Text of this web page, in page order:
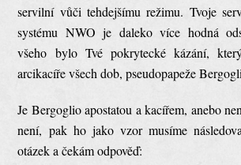
servilní vůči tehdejšímu režimu. Tvoje
systému NWO je daleko více hodná
všeho bylo Tvé pokrytecké kázání,
arcikacíře všech dob, pseudopapeže
Je Bergoglio apostatou a kacířem, anebo
není, pak ho jako vzor musíme
otázek a čekám odpověď: